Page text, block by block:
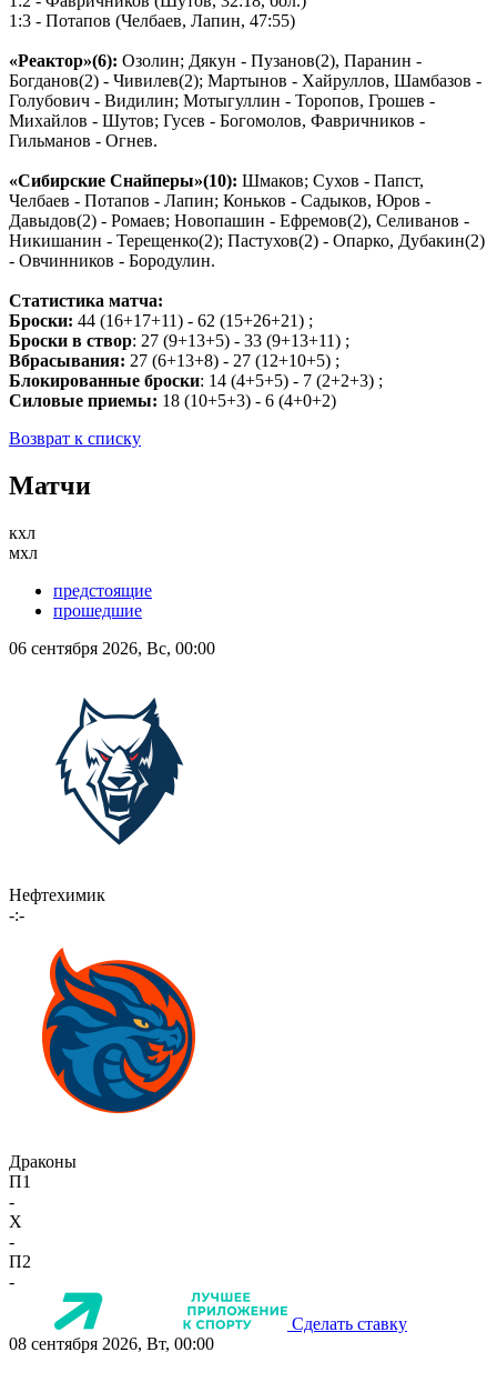
1:3 - Потапов (Челбаев, Лапин, 47:55)
«Реактор»(6): Озолин; Дякун - Пузанов(2), Паранин -
Богданов(2) - Чивилев(2); Мартынов - Хайруллов, Шамбазов -
Голубович - Видилин; Мотыгуллин - Торопов, Грошев -
Михайлов - Шутов; Гусев - Богомолов, Фавричников -
Гильманов - Огнев.
«Сибирские Снайперы»(10): Шмаков; Сухов - Папст,
Челбаев - Потапов - Лапин; Коньков - Садыков, Юров -
Давыдов(2) - Ромаев; Новопашин - Ефремов(2), Селиванов -
Никишанин - Терещенко(2); Пастухов(2) - Опарко, Дубакин(2)
- Овчинников - Бородулин.
Статистика матча:
Броски: 44 (16+17+11) - 62 (15+26+21) ;
Броски в створ: 27 (9+13+5) - 33 (9+13+11) ;
Вбрасывания: 27 (6+13+8) - 27 (12+10+5) ;
Блокированные броски: 14 (4+5+5) - 7 (2+2+3) ;
Силовые приемы: 18 (10+5+3) - 6 (4+0+2)
Возврат к списку
Матчи
кхл
мхл
предстоящие
прошедшие
06 сентября 2026, Вс, 00:00
Нефтехимик
-:-
Драконы
П1
-
X
-
П2
-
Сделать ставку
08 сентября 2026, Вт, 00:00